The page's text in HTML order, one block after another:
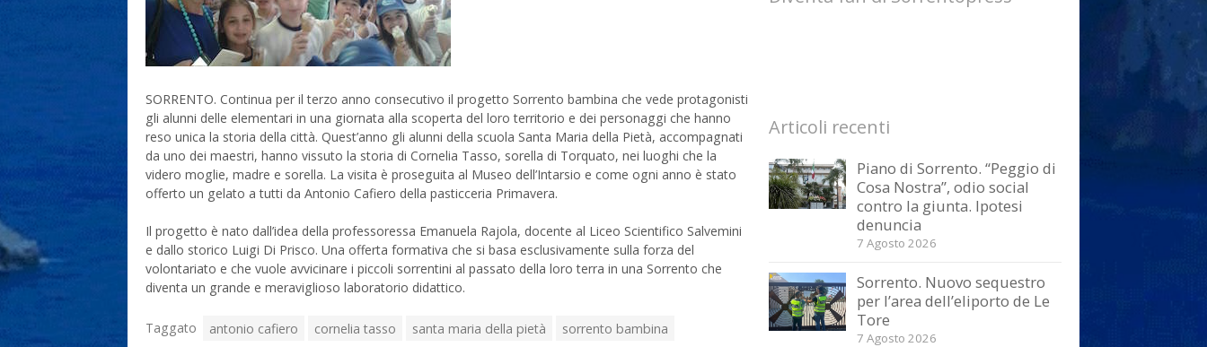
SORRENTO. Continua per il terzo anno consecutivo il progetto Sorrento bambina che vede protagonisti
gli alunni delle elementari in una giornata alla scoperta del loro territorio e dei personaggi che hanno
reso unica la storia della città. Quest’anno gli alunni della scuola Santa Maria della Pietà, accompagnati
da uno dei maestri, hanno vissuto la storia di Cornelia Tasso, sorella di Torquato, nei luoghi che la
videro moglie, madre e sorella. La visita è proseguita al Museo dell’Intarsio e come ogni anno è stato
offerto un gelato a tutti da Antonio Cafiero della pasticceria Primavera.
Il progetto è nato dall’idea della professoressa Emanuela Rajola, docente al Liceo Scientifico Salvemini
e dallo storico Luigi Di Prisco. Una offerta formativa che si basa esclusivamente sulla forza del
volontariato e che vuole avvicinare i piccoli sorrentini al passato della loro terra in una Sorrento che
diventa un grande e meraviglioso laboratorio didattico.
Taggato antonio cafiero cornelia tasso santa maria della pietà sorrento bambina
Articoli recenti
Piano di Sorrento. “Peggio di
Cosa Nostra”, odio social
contro la giunta. Ipotesi
denuncia
7 Agosto 2026
Sorrento. Nuovo sequestro
per l’area dell’eliporto de Le
Tore
7 Agosto 2026